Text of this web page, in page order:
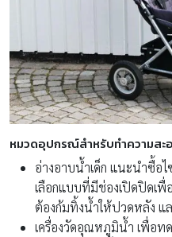
หมวดอุปกรณ์สำหรับทำความสะ
อ่างอาบน้ำเด็ก แนะนำซื้อไ
เลือกแบบที่มีช่องเปิดปิดเ
ต้องก้มทิ้งน้ำให้ปวดหลัง แ
เครื่องวัดอุณหภูมิน้ำ เพื่อท